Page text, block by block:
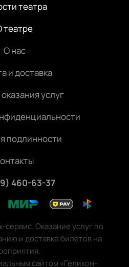
театра
театре
О нас
и доставка
услуг
подлинности
460-63-37
Оказание услуг по
и доставке билетов на
сайтом «Геликон-